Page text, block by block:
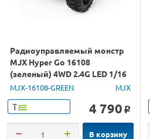
Радиоуправляемый монстр
MJX Hyper Go 16108
(зеленый) 4WD 2.4G LED 1/16
RTR
MJX-16108-GREEN MJX
Т 4 790 o
В корзину